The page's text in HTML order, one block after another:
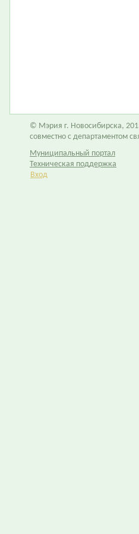
© Мэрия г. Новосибирска,
совместно с департаментом
Муниципальный портал
Техническая поддержка
Вход